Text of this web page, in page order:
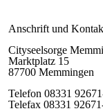
Anschrift und
Cityseelsorge
Marktplatz 15
87700 Memmingen
Telefon 08331
Telefax 08331